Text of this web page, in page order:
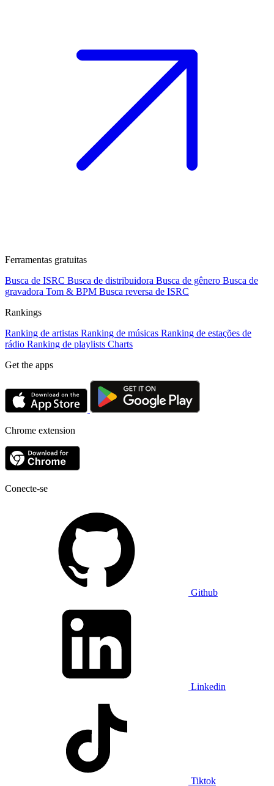
Ferramentas gratuitas
Busca de ISRC Busca de distribuidora Busca de gênero Busca de
gravadora Tom & BPM Busca reversa de ISRC
Rankings
Ranking de artistas Ranking de músicas Ranking de estações de
rádio Ranking de playlists Charts
Get the apps
Chrome extension
Conecte-se
Github
Linkedin
Tiktok